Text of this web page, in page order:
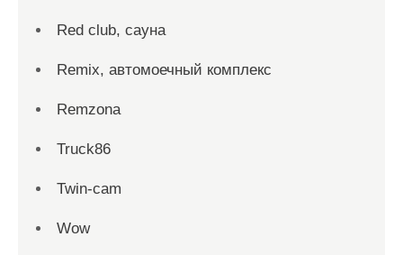
Red сlub, сауна
Remix, автомоечный комплекс
Remzona
Truck86
Twin-cam
Wow